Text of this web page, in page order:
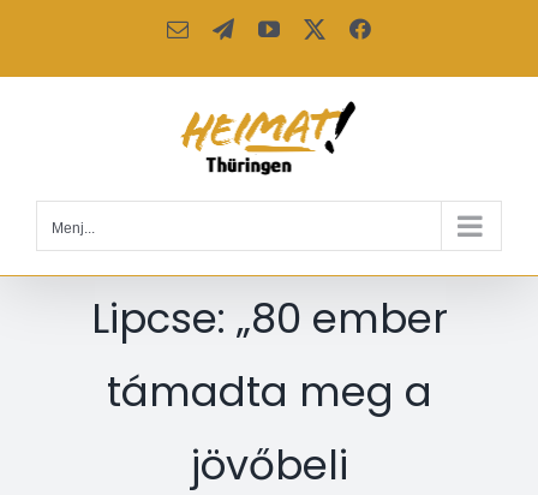
Email:TelegramYouTube Facebook
Menj...
Lipcse: „80 ember
támadta meg a
jövőbeli